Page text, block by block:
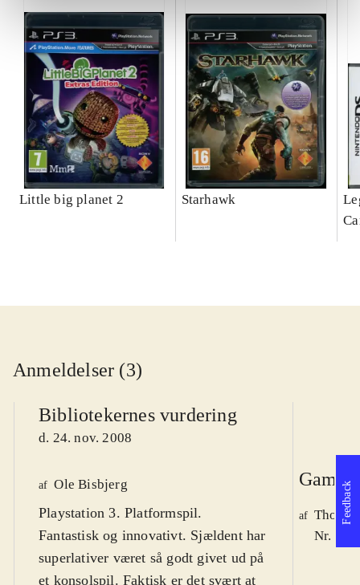
Little big planet 2 Starhawk
Anmeldelser (3)
Bibliotekernes vurdering
d. 24. nov. 2008
af Ole Bisbjerg
Playstation 3. Platformspil.
Fantastisk og innovativt. Sjældent har
superlativer været så godt givet ud på
et konsolspil. Faktisk er det svært at
Game
af
Nr. 94
Feedback